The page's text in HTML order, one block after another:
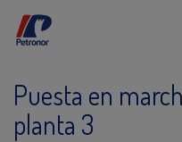
Puesta en
planta 3